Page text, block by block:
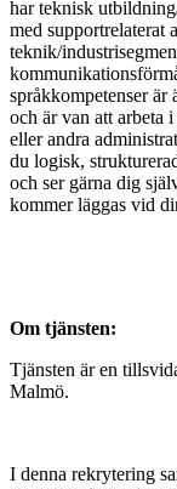
har teknisk
med supportrelaterat
teknik/
språkkompetenser är
och är van att
eller andra
du logisk,
och ser gärna dig
kommer läggas vid
Om tjänsten:
Tjänsten är en
Malmö.
I denna rekrytering